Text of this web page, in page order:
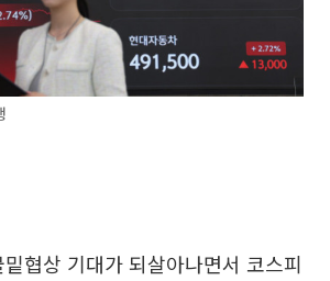
협상 기대가 되살아나면서 코스피